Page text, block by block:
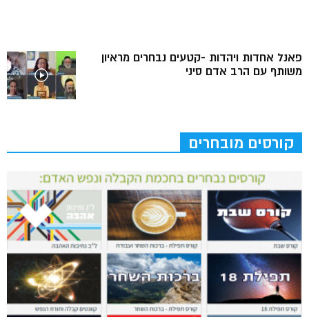
פאנל אחדות ויהדות -קטעים נבחרים מראיון
משותף עם הרב אדם סיני
קורסים מובחרים